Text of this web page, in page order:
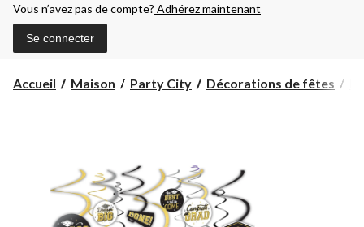
Vous n’avez pas de compte? Adhérez maintenant
Se connecter
Accueil Maison Party City Décorations de fêtes